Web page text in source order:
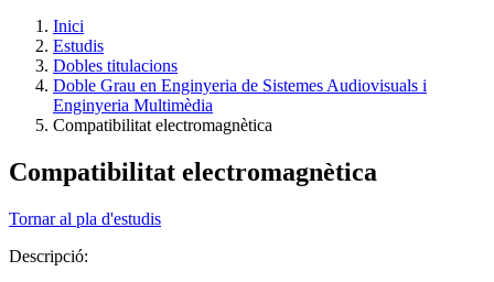
Inici
Estudis
Dobles titulacions
Doble Grau en Enginyeria de Sistemes Audiovisuals i
Enginyeria Multimèdia
Compatibilitat electromagnètica
Compatibilitat electromagnètica
Tornar al pla d'estudis
Descripció: